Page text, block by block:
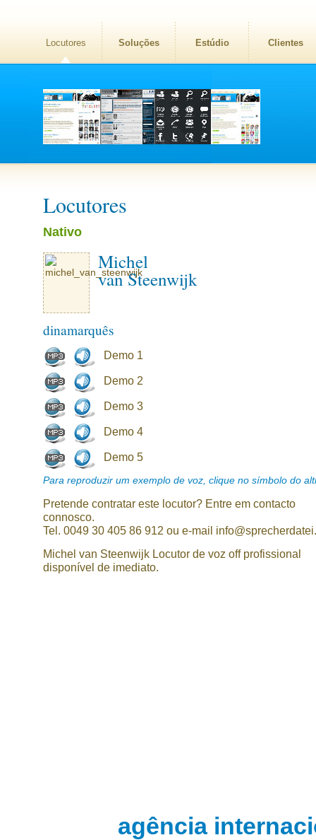
Locutores Soluções Estúdio Clientes
Locutores
Nativo
Michel
van Steenwijk
dinamarquês
Demo 1
Demo 2
Demo 3
Demo 4
Demo 5
Para reproduzir um exemplo de voz, clique no símbolo do
Pretende contratar este locutor? Entre em contacto
connosco.
Tel. 0049 30 405 86 912 ou e-mail
Michel van Steenwijk Locutor de voz off profissional
disponível de imediato.
agência